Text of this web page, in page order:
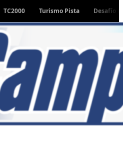
Turismo Pista Desafío Ruta 40